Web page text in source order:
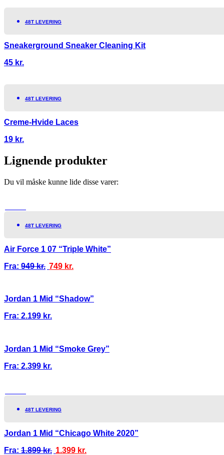
48T LEVERING
Sneakerground Sneaker Cleaning Kit
45 kr.
48T LEVERING
Creme-Hvide Laces
19 kr.
Lignende produkter
Du vil måske kunne lide disse varer:
48T LEVERING
Air Force 1 07 “Triple White”
Fra: 949kr. 749 kr.
Jordan 1 Mid “Shadow”
Fra: 2.199 kr.
Jordan 1 Mid “Smoke Grey”
Fra: 2.399 kr.
48T LEVERING
Jordan 1 Mid “Chicago White 2020”
Fra: 1.899kr. 1.399 kr.